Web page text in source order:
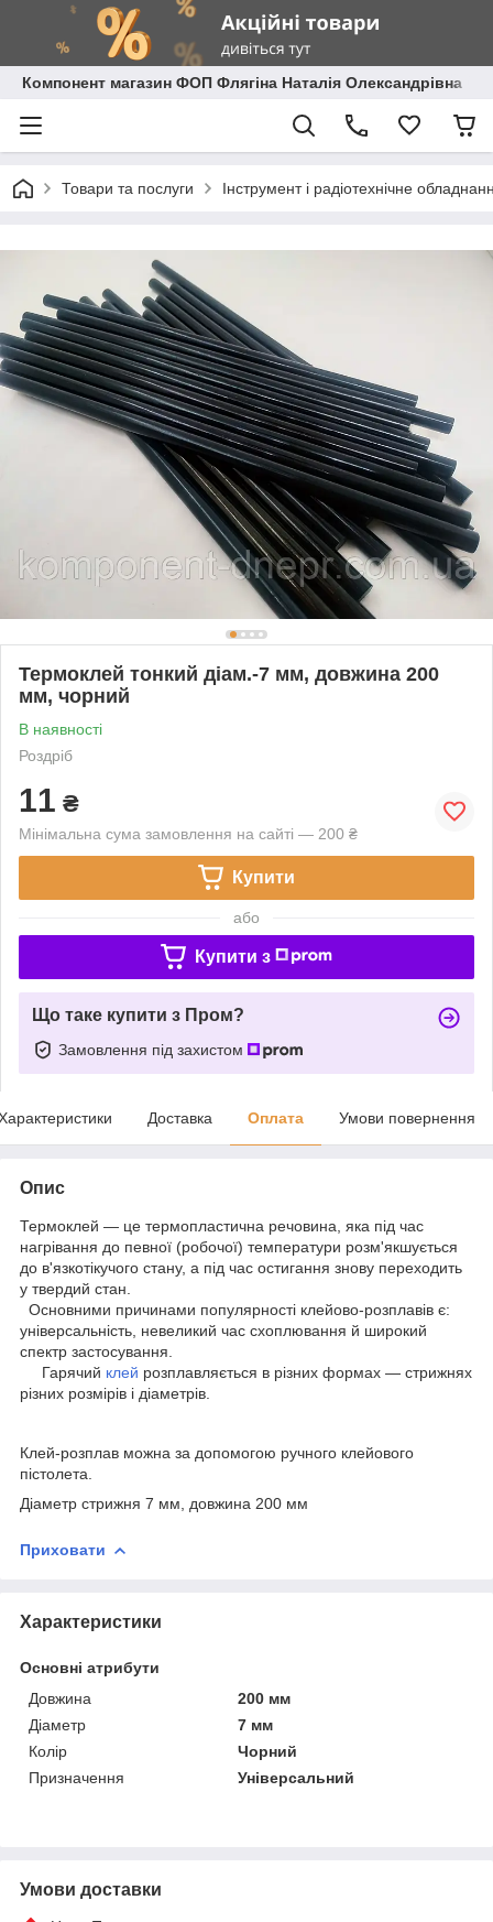
Компонент магазин ФОП Флягіна Наталія Олександрівна
Товари та послуги Інструмент і радіотехнічне
Термоклей тонкий діам.-7 мм, довжина 200
мм, чорний
В наявності
Роздріб
11 ₴
Мінімальна сума замовлення на сайті — 200 ₴
Купити
або
Купити з
Що таке купити з Пром?
Замовлення під захистом
Доставка Оплата Умови повернення
Опис
Термоклей — це термопластична речовина, яка під час
нагрівання до певної (робочої) температури розм'якшується
до в'язкотікучого стану, а під час остигання знову переходить
у твердий стан.
Основними причинами популярності клейово-розплавів є:
універсальність, невеликий час схоплювання й широкий
спектр застосування.
Гарячий клей розплавляється в різних формах — стрижнях
різних розмірів і діаметрів.
Клей-розплав можна за допомогою ручного клейового
пістолета.
Діаметр стрижня 7 мм, довжина 200 мм
Приховати
Характеристики
Основні атрибути
Довжина
200 мм
Діаметр
7 мм
Колір
Чорний
Призначення
Універсальний
Умови доставки